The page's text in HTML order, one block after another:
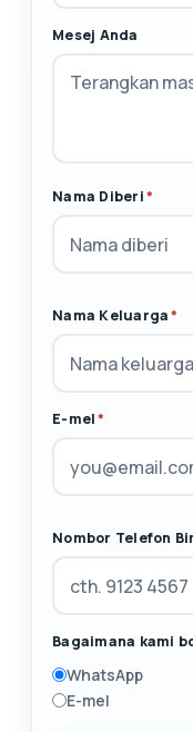
Mesej Anda
Nama Diberi*
Nama Keluarga*
E-mel*
Nombor Telefon
Bagaimana kami
WhatsApp
E-mel